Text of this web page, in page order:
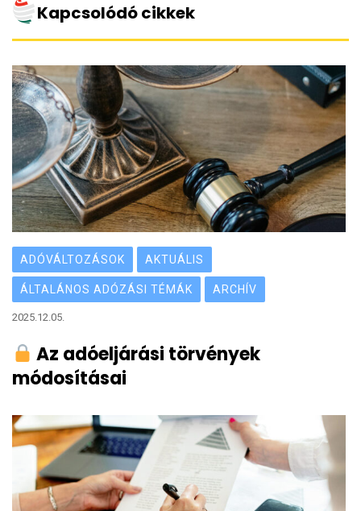
Kapcsolódó cikkek
ADÓVÁLTOZÁSOK AKTUÁLIS
ÁLTALÁNOS ADÓZÁSI TÉMÁK ARCHÍV
2025.12.05.
Az adóeljárási törvények
módosításai